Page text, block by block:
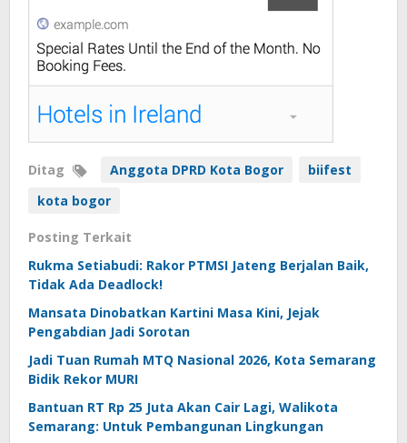
Ditag Anggota DPRD Kota Bogor
biifest
kota bogor
Posting Terkait
Rukma Setiabudi: Rakor PTMSI Jateng Berjalan Baik,
Tidak Ada Deadlock!
Mansata Dinobatkan Kartini Masa Kini, Jejak
Pengabdian Jadi Sorotan
Jadi Tuan Rumah MTQ Nasional 2026, Kota Semarang
Bidik Rekor MURI
Bantuan RT Rp 25 Juta Akan Cair Lagi, Walikota
Semarang: Untuk Pembangunan Lingkungan